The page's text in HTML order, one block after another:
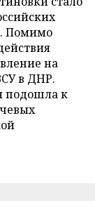
Помимо
на
в ДНР.
подошла к